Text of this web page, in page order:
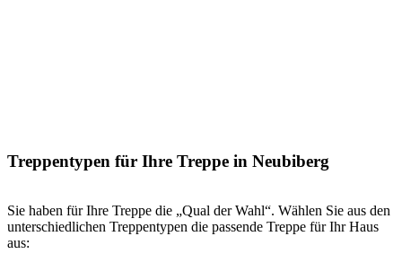
Treppentypen für Ihre Treppe in Neubiberg
Sie haben für Ihre Treppe die „Qual der Wahl“. Wählen Sie aus den
unterschiedlichen Treppentypen die passende Treppe für Ihr Haus
aus: